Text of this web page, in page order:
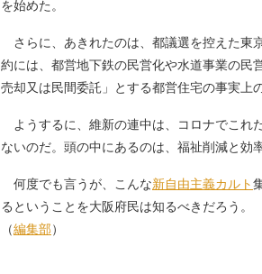
を始めた。
さらに、あきれたのは、都議選を控えた東
約には、都営地下鉄の民営化や水道事業の民
売却又は民間委託」とする都営住宅の事実上
ようするに、維新の連中は、コロナでこれ
ないのだ。頭の中にあるのは、福祉削減と効
何度でも言うが、こんな新自由主義カルト
るということを大阪府民は知るべきだろう。
（編集部）